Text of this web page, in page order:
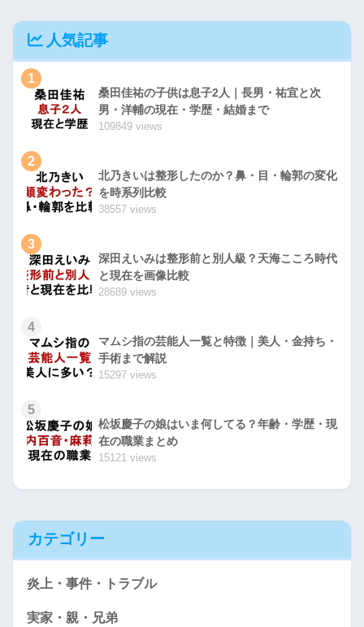
人気記事
1
桑田佳祐の子供は息子2人｜長男・祐宜と次
男・洋輔の現在・学歴・結婚まで
109849 views
2
北乃きいは整形したのか？鼻・目・輪郭の変化
を時系列比較
38557 views
3
深田えいみは整形前と別人級？天海こころ時代
と現在を画像比較
28689 views
4
マムシ指の芸能人一覧と特徴｜美人・金持ち・
手術まで解説
15297 views
5
松坂慶子の娘はいま何してる？年齢・学歴・現
在の職業まとめ
15121 views
カテゴリー
炎上・事件・トラブル
実家・親・兄弟